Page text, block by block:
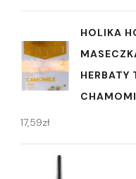
HOLIKA
HERBATY
17,59zł